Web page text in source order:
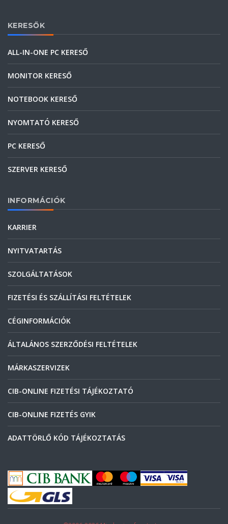
KERESŐK
ALL-IN-ONE PC KERESŐ
MONITOR KERESŐ
NOTEBOOK KERESŐ
NYOMTATÓ KERESŐ
PC KERESŐ
SZERVER KERESŐ
INFORMÁCIÓK
KARRIER
NYITVATARTÁS
SZOLGÁLTATÁSOK
FIZETÉSI ÉS SZÁLLÍTÁSI FELTÉTELEK
CÉGINFORMÁCIÓK
ÁLTALÁNOS SZERZŐDÉSI FELTÉTELEK
MÁRKASZERVIZEK
CIB-ONLINE FIZETÉSI TÁJÉKOZTATÓ
CIB-ONLINE FIZETÉS GYIK
ADATTÖRLŐ KÓD TÁJÉKOZTATÁS